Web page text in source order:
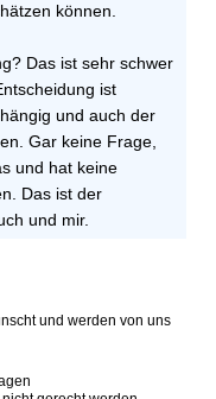
können.
Das ist sehr schwer
ist
und auch der
Gar keine Frage,
und hat keine
Das ist der
und mir.
und werden von uns